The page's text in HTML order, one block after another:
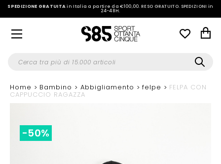
SPEDIZIONE GRATUITAin Italia a partire da €100,00.RESO GRATUITO. SPEDIZIONI in
24-48H.
Home Bambino Abbigliamento felpe FELPA CON
CAPPUCCIO RAGAZZA
-50%